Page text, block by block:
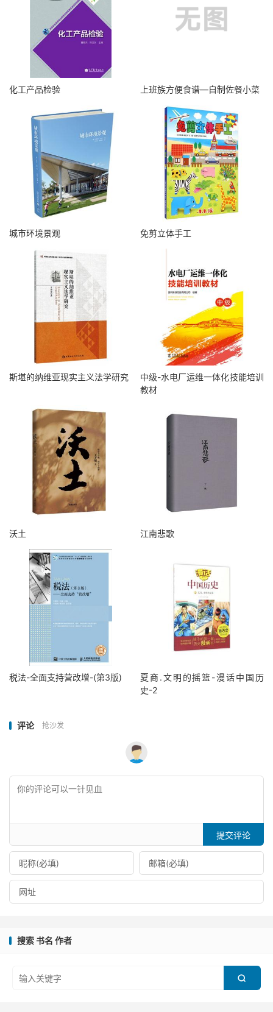
化工产品检验 上班族方便食谱—自制佐餐小菜
城市环境景观 免剪立体手工
斯堪的纳维亚现实主义法学研究
中级-水电厂运维一体化技能培训
教材
沃土 江南悲歌
税法-全面支持营改增-(第3版)
夏商.文明的摇篮-漫话中国历
史-2
评论 抢沙发
提交评论
搜索 书名 作者
